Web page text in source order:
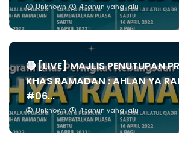
Unknown 4 tahun yang lalu
🔴 [LIVE] MAJLIS PENUTUPAN
KHAS RAMADAN : AHLAN YA
#06...
Unknown 4 tahun yang lalu